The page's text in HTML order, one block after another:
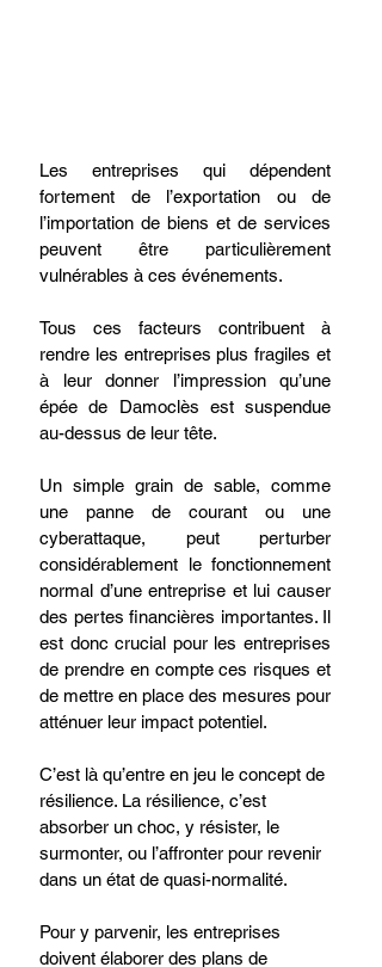
Les entreprises qui dépendent
fortement de l’exportation ou de
l’importation de biens et de services
peuvent être particulièrement
vulnérables à ces événements.
Tous ces facteurs contribuent à
rendre les entreprises plus fragiles et
à leur donner l’impression qu’une
épée de Damoclès est suspendue
au-dessus de leur tête.
Un simple grain de sable, comme
une panne de courant ou une
cyberattaque, peut perturber
considérablement le fonctionnement
normal d’une entreprise et lui causer
des pertes financières importantes. Il
est donc crucial pour les entreprises
de prendre en compte ces risques et
de mettre en place des mesures pour
atténuer leur impact potentiel.
C’est là qu’entre en jeu le concept de
résilience. La résilience, c’est
absorber un choc, y résister, le
surmonter, ou l’affronter pour revenir
dans un état de quasi-normalité.
Pour y parvenir, les entreprises
doivent élaborer des plans de